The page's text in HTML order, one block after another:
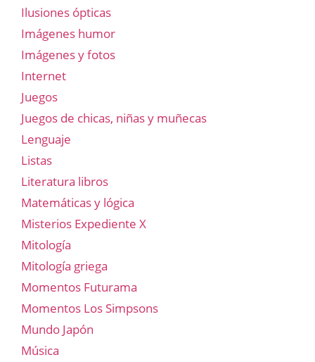
Ilusiones ópticas
Imágenes humor
Imágenes y fotos
Internet
Juegos
Juegos de chicas, niñas y muñecas
Lenguaje
Listas
Literatura libros
Matemáticas y lógica
Misterios Expediente X
Mitología
Mitología griega
Momentos Futurama
Momentos Los Simpsons
Mundo Japón
Música